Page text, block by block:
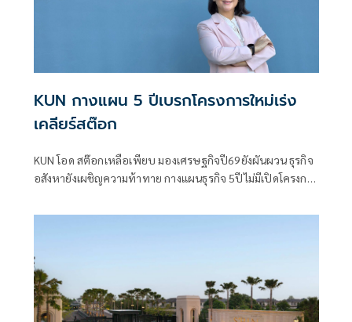
KUN กางแผน 5 ปีเบรกโครงการใหม่เร่ง
เคลียร์สต๊อก
KUN โอด สต๊อกเหลือเพียบ มองเศรษฐกิจปี69ยังผันผวน ธุรกิจ
อสังหายังเผชิญความท้าทาย กางแผนธุรกิจ 5ปีไม่มีเปิดโครงการ